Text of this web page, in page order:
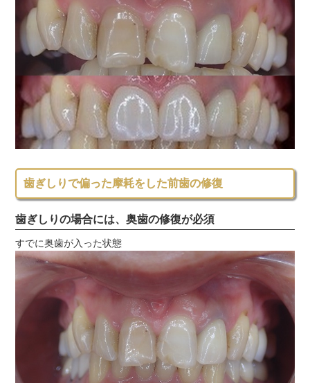
歯ぎしりで偏った摩耗をした前歯の修復
歯ぎしりの場合には、奥歯の修復が必須
すでに奥歯が入った状態